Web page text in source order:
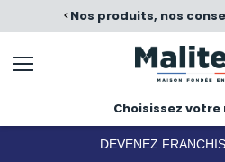
<
votre confort
Choisissez votre
DEVENEZ